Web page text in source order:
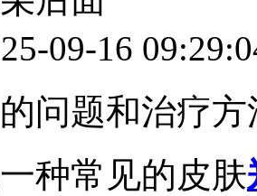
09-16
问题和治疗方
种常见的皮肤